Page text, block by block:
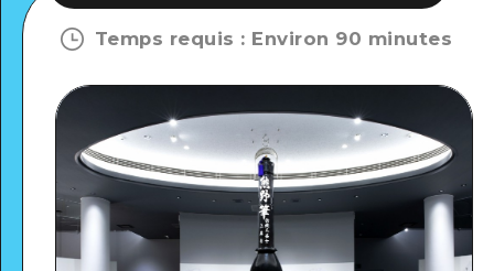
Temps requis : Environ 90 minutes